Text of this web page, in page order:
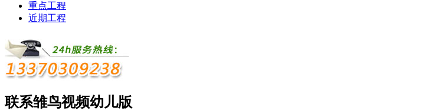
重点工程
近期工程
联系雏鸟视频幼儿版